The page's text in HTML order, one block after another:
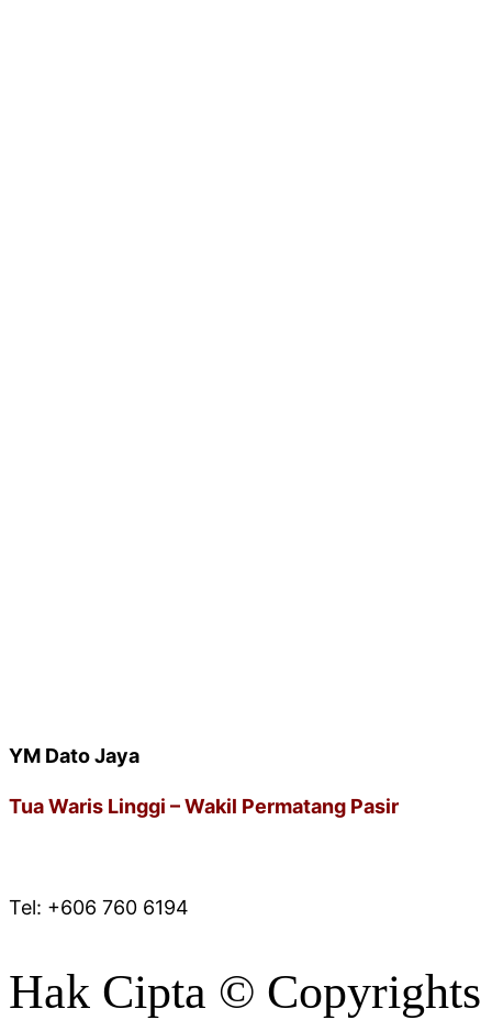
YM Dato Jaya
Tua Waris Linggi – Wakil Permatang Pasir
Tel: +606 760 6194
Hak Cipta © Copyrights